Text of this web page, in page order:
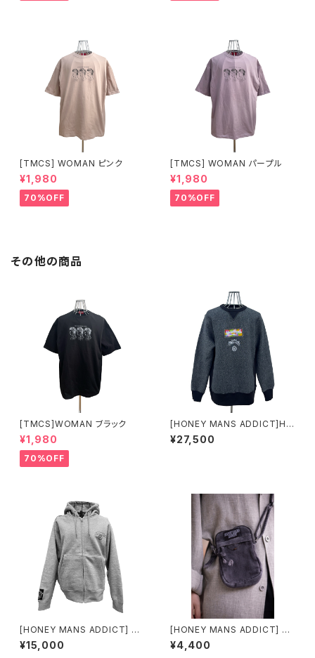
[TMCS] WOMAN ピンク
¥1,980
70%OFF
[TMCS] WOMAN パープル
¥1,980
70%OFF
その他の商品
[TMCS]WOMAN ブラック
¥1,980
70%OFF
[HONEY MANS ADDICT]HM
A LOGO Sweat
¥27,500
[HONEY MANS ADDICT] AD
DICT Zip up hoodie
¥15,000
[HONEY MANS ADDICT] ダ
メージデニムサコッシュ
¥4,400